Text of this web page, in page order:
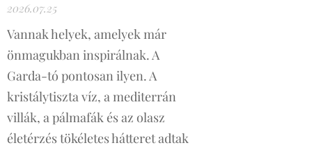
2026.07.25
Vannak helyek, amelyek már
önmagukban inspirálnak. A
Garda-tó pontosan ilyen. A
kristálytiszta víz, a mediterrán
villák, a pálmafák és az olasz
életérzés tökéletes hátteret adtak